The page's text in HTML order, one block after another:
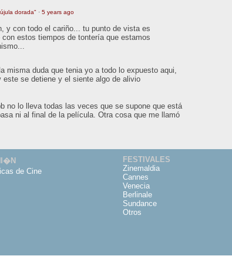
dorada" · 5 years ago
y con todo el cariño... tu punto de vista es
estos tiempos de tontería que estamos
misma duda que tenia yo a todo lo expuesto aqui,
se detiene y el siente algo de alivio
no lo lleva todas las veces que se supone que está
ni al final de la película. Otra cosa que me llamó
de Cine
FESTIVALES
Zinemaldia
Cannes
Venecia
Berlinale
Sundance
Otros